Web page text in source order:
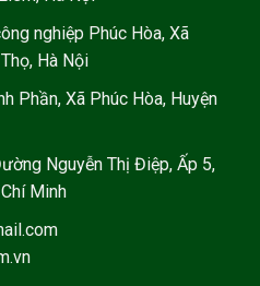
nghiệp Phúc Hòa, Xã
Hà Nội
Phần, Xã Phúc Hòa, Huyện
Nguyễn Thị Điệp, Ấp 5,
Minh